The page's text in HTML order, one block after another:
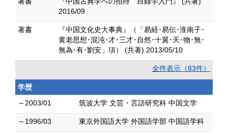
2016/09
著書
『中国文化史大事典』（「易経･易伝･淮南子･
黄老思想･混沌･才･三才･自然･十翼･天･物･無･
無為･有･劉安」項） (共著) 2013/05/10
全件表示（83件）
学歴
～2003/01
筑波大学 文芸・言語研究科 中国文学
～1996/03 東京外国語大学 外国語学部 中国語学科